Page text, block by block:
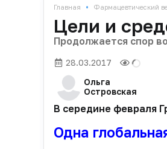
Главная • Фармацевтический
Цели и
Продолжается спор
28.03.2017
Ольга
Островская
В середине февраля
Одна